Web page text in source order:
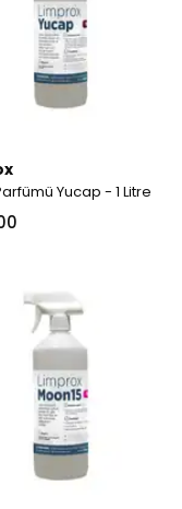
Yucap - 1 Litre